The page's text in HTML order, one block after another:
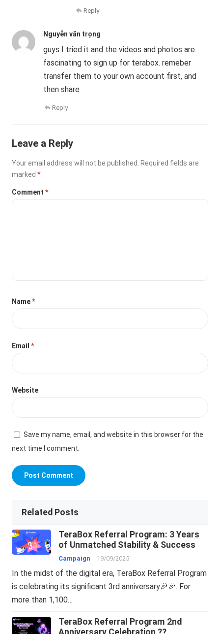
Reply
Nguyễn văn trọng
guys I tried it and the videos and photos are
fascinating to sign up for terabox. remeber
transfer them to your own account first, and
then share
Reply
Leave a Reply
Your email address will not be published.
Required fields are
marked*
Comment*
Name*
Email*
Website
Save my name, email, and website in this browser for the
next time I comment.
Related Posts
TeraBox Referral Program: 3 Years
of Unmatched Stability & Success
Campaign 19/09/2025
In the midst of the digital era, TeraBox Referral Program
is celebrating its significant 3rd anniversary🎉🎉. For
more than 1,100…
TeraBox Referral Program 2nd
Anniversary Celebration ??